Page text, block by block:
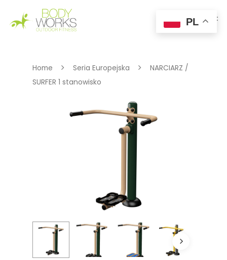
Hit enter to search or ESC to close
Home Seria Europejska
NARCIARZ /
SURFER 1 stanowisko
PL